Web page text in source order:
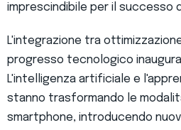
imprescindibile per il successo
L'integrazione tra
progresso tecnologico
L'intelligenza artificiale e
stanno trasformando le
smartphone, introducendo